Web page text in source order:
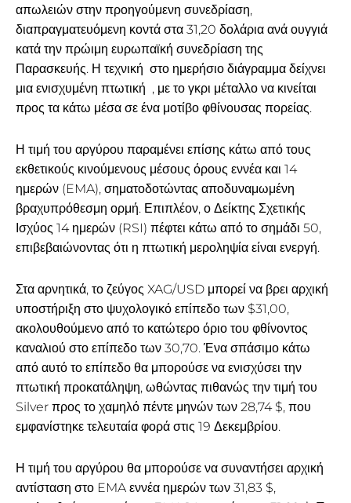
απωλειών στην προηγούμενη συνεδρίαση,
διαπραγματευόμενη κοντά στα 31,20 δολάρια ανά ουγγιά
κατά την πρώιμη ευρωπαϊκή συνεδρίαση της
Παρασκευής. Η τεχνική στο ημερήσιο διάγραμμα δείχνει
μια ενισχυμένη πτωτική , με το γκρι μέταλλο να κινείται
προς τα κάτω μέσα σε ένα μοτίβο φθίνουσας πορείας.
Η τιμή του αργύρου παραμένει επίσης κάτω από τους
εκθετικούς κινούμενους μέσους όρους εννέα και 14
ημερών (EMA), σηματοδοτώντας αποδυναμωμένη
βραχυπρόθεσμη ορμή. Επιπλέον, ο Δείκτης Σχετικής
Ισχύος 14 ημερών (RSI) πέφτει κάτω από το σημάδι 50,
επιβεβαιώνοντας ότι η πτωτική μεροληψία είναι ενεργή.
Στα αρνητικά, το ζεύγος XAG/USD μπορεί να βρει αρχική
υποστήριξη στο ψυχολογικό επίπεδο των $31,00,
ακολουθούμενο από το κατώτερο όριο του φθίνοντος
καναλιού στο επίπεδο των 30,70. Ένα σπάσιμο κάτω
από αυτό το επίπεδο θα μπορούσε να ενισχύσει την
πτωτική προκατάληψη, ωθώντας πιθανώς την τιμή του
Silver προς το χαμηλό πέντε μηνών των 28,74 $, που
εμφανίστηκε τελευταία φορά στις 19 Δεκεμβρίου.
Η τιμή του αργύρου θα μπορούσε να συναντήσει αρχική
αντίσταση στο EMA εννέα ημερών των 31,83 $,